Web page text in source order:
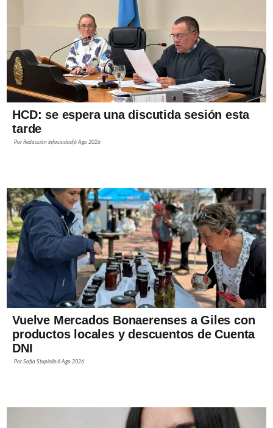
HCD: se espera una discutida sesión esta
tarde
PorRedacción Infociudad6 Ago 2026
Vuelve Mercados Bonaerenses a Giles con
productos locales y descuentos de Cuenta
DNI
PorSofía Stupiello6 Ago 2026